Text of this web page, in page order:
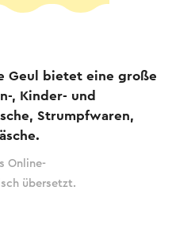
Geul bietet eine große
, Kinder- und
Strumpfwaren,
Online-
übersetzt.